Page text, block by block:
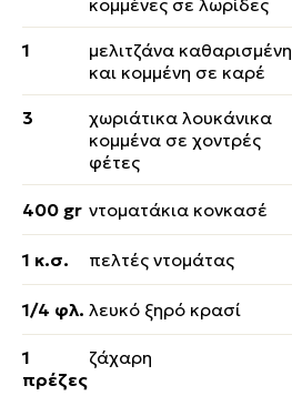
κοµµένες σε λωρίδες
1
μελιτζάνα καθαρισμένη
και κοµµένη σε καρέ
3
χωριάτικα λουκάνικα
κοµµένα σε χοντρές
φέτες
400 gr ντοµατάκια κονκασέ
1 κ.σ. πελτές ντομάτας
1/4 φλ. λευκό ξηρό κρασί
1
πρέζες
ζάχαρη